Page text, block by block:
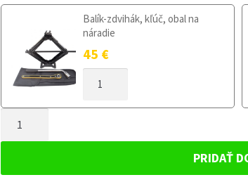
Balík-zdvihák, kľúč, obal na
náradie
45 €
DOJAZDOVÉ
2008-
125/80R15
PRIDAŤ